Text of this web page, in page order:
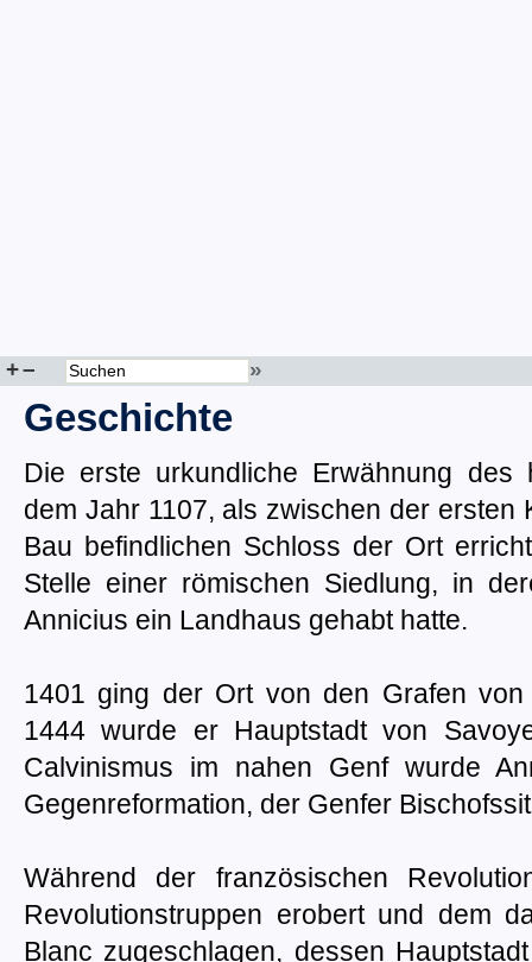
+– »
Geschichte
Die erste urkundliche Erwähnung des
dem Jahr 1107, als zwischen der ersten
Bau befindlichen Schloss der Ort
Stelle einer römischen Siedlung, in
Annicius ein Landhaus gehabt hatte.
1401 ging der Ort von den Grafen
1444 wurde er Hauptstadt von
Calvinismus im nahen Genf wurde
Gegenreformation, der Genfer
Während der französischen
Revolutionstruppen erobert und dem
Blanc zugeschlagen, dessen